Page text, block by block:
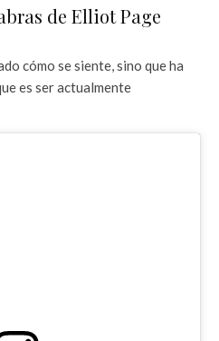
de Elliot Page
cómo se siente, sino que ha
es ser actualmente